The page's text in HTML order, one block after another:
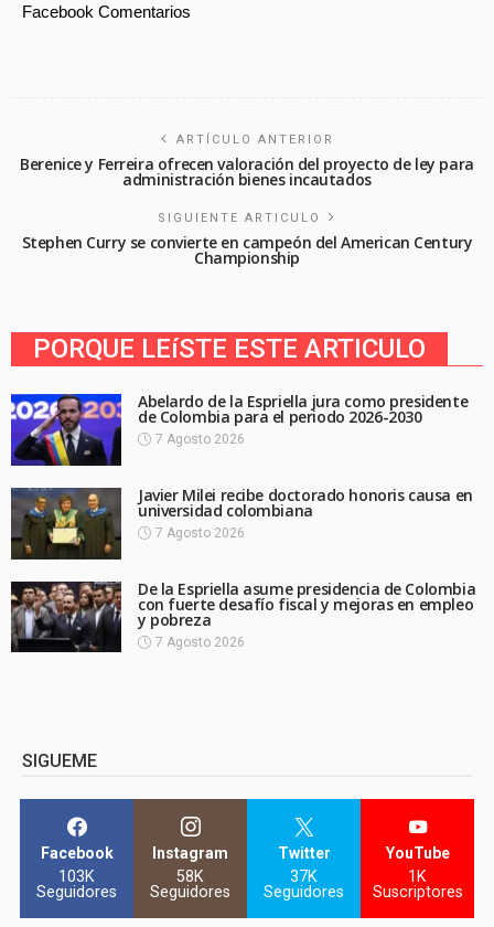
Facebook Comentarios
ARTÍCULO ANTERIOR
Berenice y Ferreira ofrecen valoración del proyecto de ley para
administración bienes incautados
SIGUIENTE ARTICULO
Stephen Curry se convierte en campeón del American Century
Championship
PORQUE LEíSTE ESTE ARTICULO
Abelardo de la Espriella jura como presidente
de Colombia para el periodo 2026-2030
7 Agosto 2026
Javier Milei recibe doctorado honoris causa en
universidad colombiana
7 Agosto 2026
De la Espriella asume presidencia de Colombia
con fuerte desafío fiscal y mejoras en empleo
y pobreza
7 Agosto 2026
SIGUEME
Facebook
103K
Seguidores
Instagram
58K
Seguidores
Twitter
37K
Seguidores
YouTube
1K
Suscriptores